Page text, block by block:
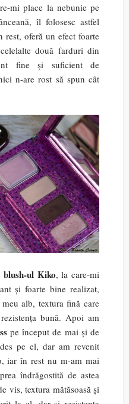
mi place la nebunie pe
îl folosesc astfel
oferă un efect foarte
două farduri din
fine și suficient de
n-are rost să spun cât
blush-ul Kiko, la care-mi
și foarte bine realizat,
alb, textura fină care
bună. Apoi am
pe început de mai și de
pe el, dar am revenit
iar în rest nu m-am mai
îndrăgostită de astea
vis, textura mătăsoasă și